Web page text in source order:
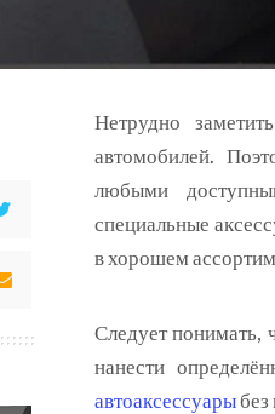
Нетрудно
автомобилей.
любыми
специальные
в хорошем
Следует понимать,
нанести
автоаксессуарыбез